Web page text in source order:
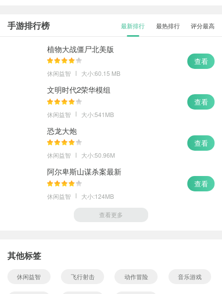
手游排行榜 最新排行 最热排行 评分最高
植物大战僵尸北美版
休闲益智 大小:60.15 MB
查看
文明时代2荣华模组
休闲益智 大小:541MB
查看
恐龙大炮
休闲益智 大小:50.96M
查看
阿尔卑斯山谋杀案最新
休闲益智 大小:124MB
查看
查看更多
其他标签
休闲益智 飞行射击 动作冒险 音乐游戏